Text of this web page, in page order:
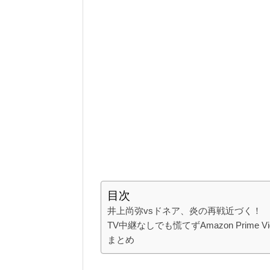
目次
井上尚弥vsドネア、炎の再戦近づく！
TV中継なしでも慌てずAmazon Prime
まとめ